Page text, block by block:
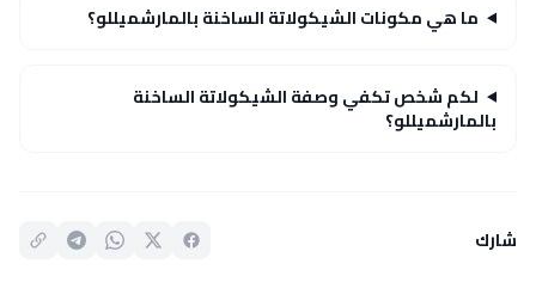
ما هي مكونات الشيكولاتة الساخنة بالمارشميللو؟
لكم شخص تكفي وصفة الشيكولاتة الساخنة
بالمارشميللو؟
شارك